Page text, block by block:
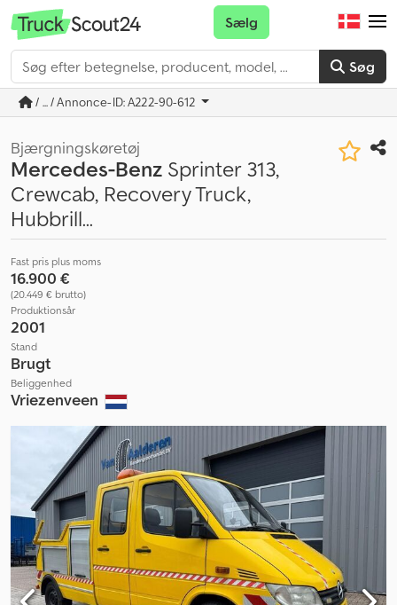
Søg
Sælg
/ ... / Annonce-ID: A222-90-612
Bjærgningskøretøj
Mercedes-Benz Sprinter 313,
Crewcab, Recovery Truck,
Hubbrill...
Fast pris plus moms
16.900 €
(20.449 € brutto)
Produktionsår
2001
Stand
Brugt
Beliggenhed
Vriezenveen